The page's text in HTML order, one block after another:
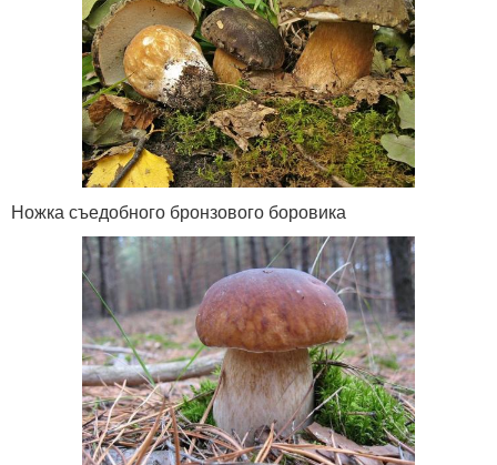
Ножка съедобного бронзового боровика